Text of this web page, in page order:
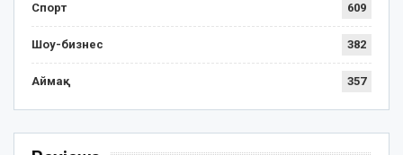
Спорт 609
Шоу-бизнес 382
Аймақ 357